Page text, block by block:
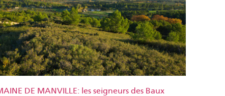
DE MANVILLE: les seigneurs des Baux